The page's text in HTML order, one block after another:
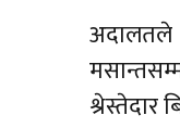
अदालतले
श्रेस्तेदार